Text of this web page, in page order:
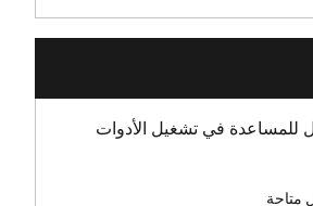
للمساعدة في تشغيل الأدوات
متاحة